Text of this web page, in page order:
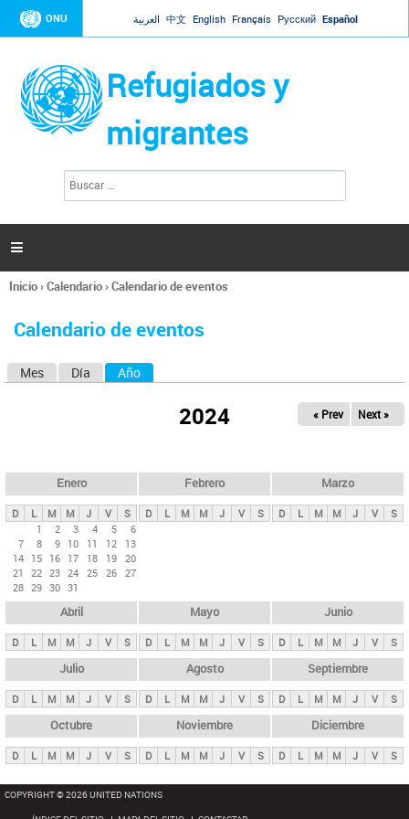
Jump to navigation
ONU العربية 中文 English Français Русский Español
Refugiados y
migrantes
l
d
s

Se
usted
Inicio›Calendario›Calendario de eventos
Calendario de eventos
s
p
n
i
p
a
l
s
Mes Día Año
2024 « Prev Next »
Enero
D L M M J V
S
1
2 3 4 5
6
7
8 9 10 11 12
13
14 15 16 17 18 19 20
21
22 23 24 25 26 27
28 29 30 31
Febrero
D L M M J V S
Marzo
D L M M J V S
Abril
D L M M J V S
Mayo
D L M M J V S
Junio
D L M M J V S
Julio
D L M M J V S
Agosto
D L M M J V S
Septiembre
D L M M J V S
Octubre
D L M M J V S
Noviembre
D L M M J V S
Diciembre
D L M M J V S
COPYRIGHT © 2026 UNITED NATIONS